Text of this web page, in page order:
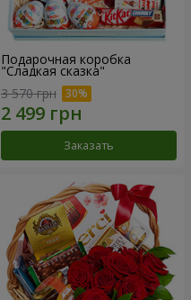
Подарочная коробка
"Сладкая сказка"
3 570 грн
Заказать